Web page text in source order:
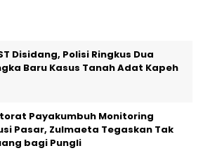
Disidang, Polisi Ringkus Dua
Baru Kasus Tanah Adat Kapeh
Payakumbuh Monitoring
Pasar, Zulmaeta Tegaskan Tak
bagi Pungli